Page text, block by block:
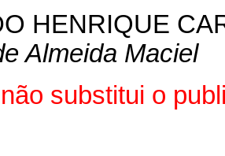
HENRIQUE
Almeida Maciel
substitui o